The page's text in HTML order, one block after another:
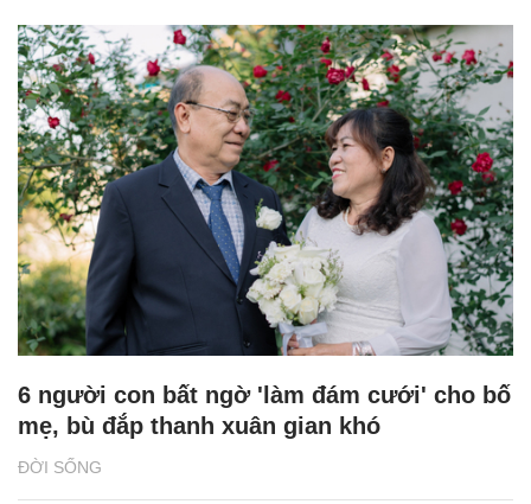
ĐỜI SỐNG
6 người con bất ngờ 'làm đám cưới' cho bố
mẹ, bù đắp thanh xuân gian khó